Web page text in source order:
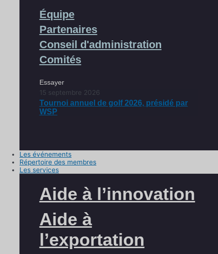
Équipe
Partenaires
Conseil d'administration
Comités
Essayer
15 septembre 2026
Tournoi annuel de golf 2026, présidé par
WSP
Les événements
Répertoire des membres
Les services
Aide à l’innovation
Aide à
l’exportation